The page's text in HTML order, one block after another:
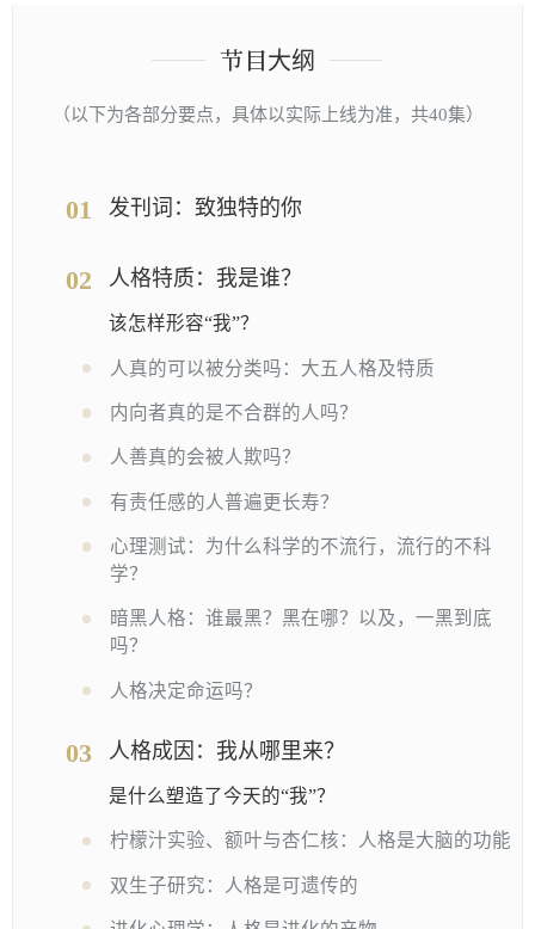
节目大纲
（以下为各部分要点，具体以实际上线为准，共40集）
01 发刊词：致独特的你
02 人格特质：我是谁？
该怎样形容“我”？
人真的可以被分类吗：大五人格及特质
内向者真的是不合群的人吗？
人善真的会被人欺吗？
有责任感的人普遍更长寿？
心理测试：为什么科学的不流行，流行的不科
学？
暗黑人格：谁最黑？黑在哪？以及，一黑到底
吗？
人格决定命运吗？
03 人格成因：我从哪里来？
是什么塑造了今天的“我”？
柠檬汁实验、额叶与杏仁核：人格是大脑的功能
双生子研究：人格是可遗传的